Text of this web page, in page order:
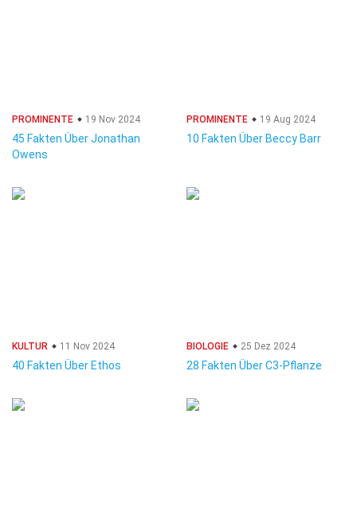
PROMINENTE 19 Nov 2024
45 Fakten Über Jonathan
Owens
PROMINENTE 19 Aug 2024
10 Fakten Über Beccy Barr
KULTUR 11 Nov 2024
40 Fakten Über Ethos
BIOLOGIE 25 Dez 2024
28 Fakten Über C3-Pflanze